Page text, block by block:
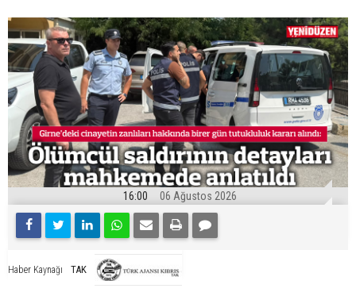
16:00 06 Ağustos 2026
Haber Kaynağı TAK